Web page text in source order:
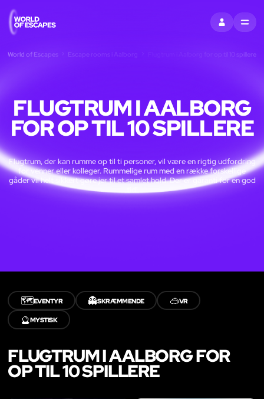
LOG INDMENU
World of Escapes Escape rooms i Aalborg Flugtrum i Aalborg for op til 10 spillere
FLUGTRUM I AALBORG
FOR OP TIL 10 SPILLERE
Flugtrum, der kan rumme op til ti personer, vil være en rigtig udfordring
for venner eller kolleger. Rummelige rum med en række forskellige
gåder vil helt sikkert gøre jer til et samlet hold. Der er garanti for en god
🗺️EVENTYR 👻SKRÆMMENDE 🥽VR
🔮MYSTISK
FLUGTRUM I AALBORG FOR
OP TIL 10 SPILLERE